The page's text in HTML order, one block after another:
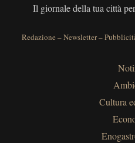
Il giornale della tua città
Redazione –Newsletter–
Cultura